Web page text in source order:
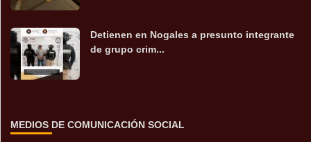
Detienen en Nogales a presunto integrante
de grupo crim...
MEDIOS DE COMUNICACIÓN SOCIAL